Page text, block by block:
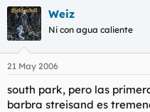
Weiz
Ni con agua caliente
21 May 2006
south park, pero las
barbra streisand es